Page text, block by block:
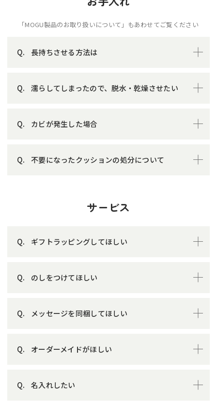
「MOGU製品のお取り扱いについて」もあわせてご覧ください
長持ちさせる方法は
濡らしてしまったので、脱水・乾燥させたい
カビが発生した場合
不要になったクッションの処分について
サービス
ギフトラッピングしてほしい
のしをつけてほしい
メッセージを同梱してほしい
オーダーメイドがほしい
名入れしたい